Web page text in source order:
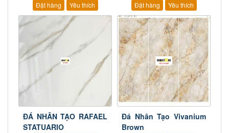
Đặt hàng Yêu thích Đặt hàng Yêu thích
ĐÁ NHÂN TẠO RAFAEL
STATUARIO
Đá Nhân Tạo Vivanium
Brown